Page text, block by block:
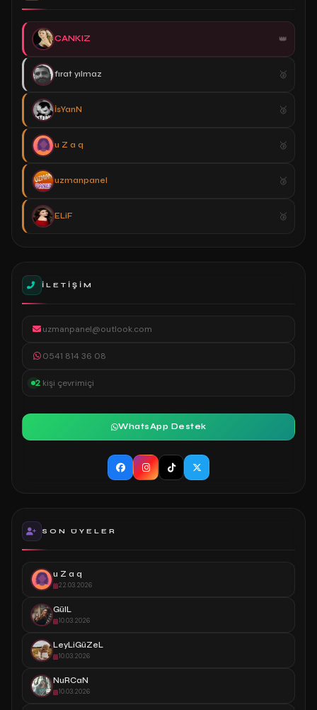
CANKIZ
fırat yılmaz
İsYanN
u Z a q
uzmanpanel
ELiF
İLETIŞIM
uzmanpanel@outlook.com
0541 814 36 08
2 kişi çevrimiçi
WhatsApp Destek
SON ÜYELER
u Z a q
22.03.2026
GülL
10.03.2026
LeyLiGüZeL
10.03.2026
NuRCaN
10.03.2026